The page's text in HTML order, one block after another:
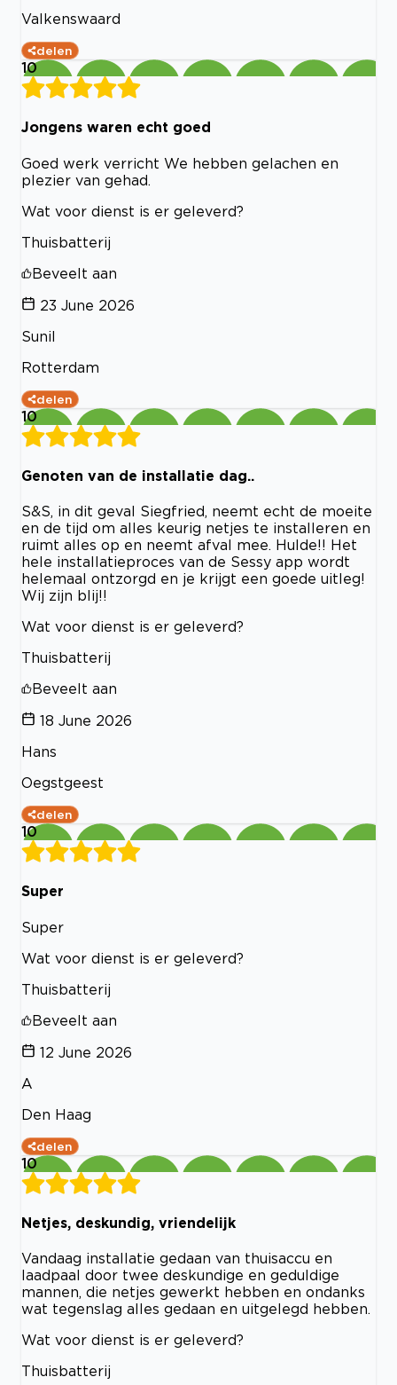
Valkenswaard
delen
10
Jongens waren echt goed
Goed werk verricht We hebben gelachen en
plezier van gehad.
Wat voor dienst is er geleverd?
Thuisbatterij
Beveelt aan
23 June 2026
Sunil
Rotterdam
delen
10
Genoten van de installatie dag..
S&S, in dit geval Siegfried, neemt echt de moeite
en de tijd om alles keurig netjes te installeren en
ruimt alles op en neemt afval mee. Hulde!! Het
hele installatieproces van de Sessy app wordt
helemaal ontzorgd en je krijgt een goede uitleg!
Wij zijn blij!!
Wat voor dienst is er geleverd?
Thuisbatterij
Beveelt aan
18 June 2026
Hans
Oegstgeest
delen
10
Super
Super
Wat voor dienst is er geleverd?
Thuisbatterij
Beveelt aan
12 June 2026
A
Den Haag
delen
10
Netjes, deskundig, vriendelijk
Vandaag installatie gedaan van thuisaccu en
laadpaal door twee deskundige en geduldige
mannen, die netjes gewerkt hebben en ondanks
wat tegenslag alles gedaan en uitgelegd hebben.
Wat voor dienst is er geleverd?
Thuisbatterij